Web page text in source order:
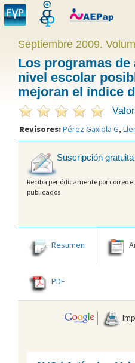
Septiembre 2009.
Los programas
nivel escolar
mejoran el índice
Revisores:Pérez Gaxiola G,
Suscripción
Reciba periódicamente por correo
publicados
Resumen
PDF